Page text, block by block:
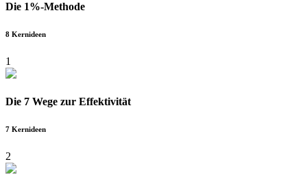
Die 1%-Methode
8 Kernideen
1
Die 7 Wege zur Effektivität
7 Kernideen
2